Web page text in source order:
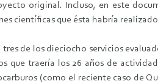
original. Incluso, en este
científicas que ésta habría
de los dieciocho servicios
que traería los 26 años de
(como el reciente caso de